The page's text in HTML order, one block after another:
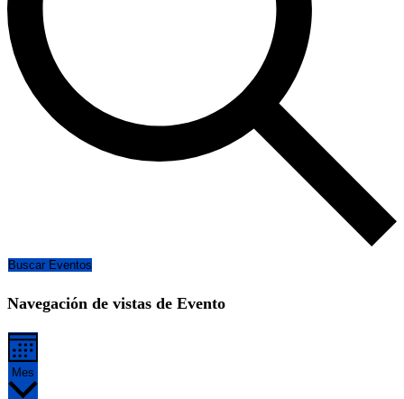
Buscar Eventos
Navegación de vistas de Evento
Mes